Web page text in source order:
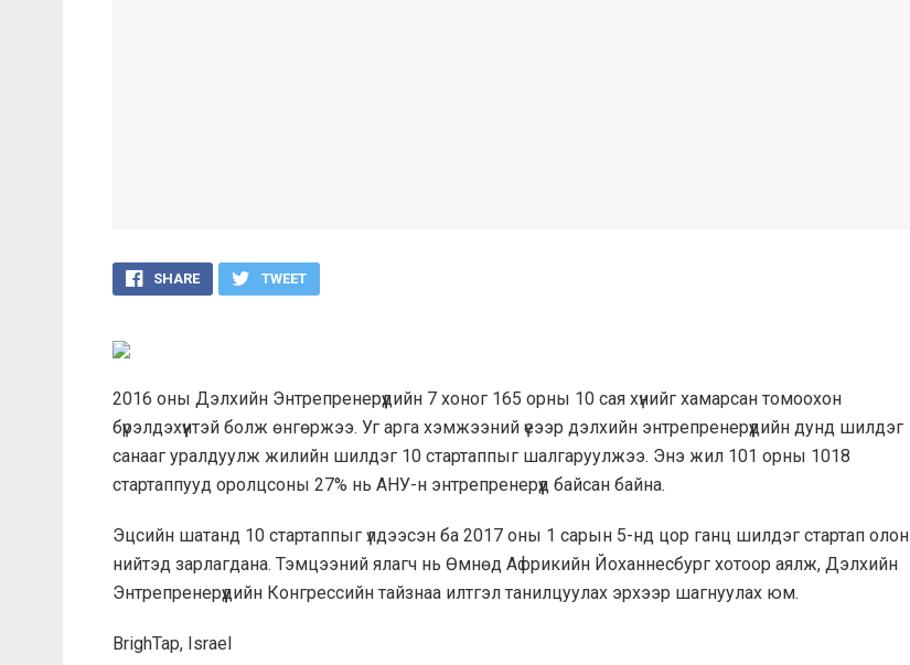
SHARE TWEET
2016 оны Дэлхийн Энтрепренерүүдийн 7 хоног 165 орны 10 сая хүнийг хамарсан томоохон
бүрэлдэхүүнтэй болж өнгөржээ. Уг арга хэмжээний үеээр дэлхийн энтрепренерүүдийн дунд шилдэг
санааг уралдуулж жилийн шилдэг 10 стартаппыг шалгаруулжээ. Энэ жил 101 орны 1018
стартаппууд оролцсоны 27% нь АНУ-н энтрепренерүүд байсан байна.
Эцсийн шатанд 10 стартаппыг үлдээсэн ба 2017 оны 1 сарын 5-нд цор ганц шилдэг стартап олон
нийтэд зарлагдана. Тэмцээний ялагч нь Өмнөд Африкийн Йоханнесбург хотоор аялж, Дэлхийн
Энтрепренерүүдийн Конгрессийн тайзнаа илтгэл танилцуулах эрхээр шагнуулах юм.
BrighTap, Israel